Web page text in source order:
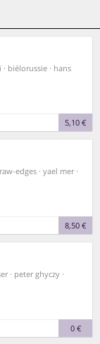
· biélorussie · hans
5,10 €
edges · yael mer ·
8,50 €
· peter ghyczy ·
0 €